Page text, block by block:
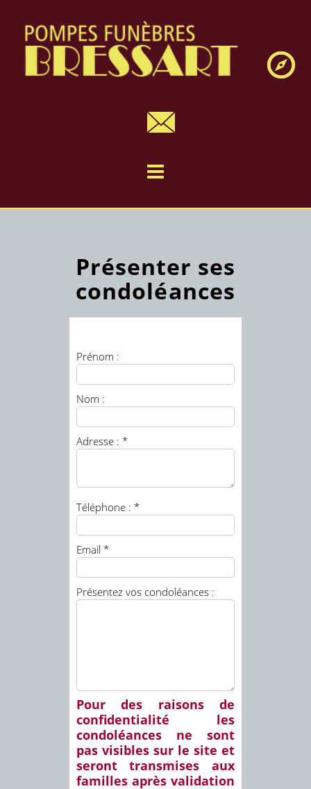
Présenter ses
condoléances
Prénom :
Nom :
Adresse : *
Téléphone : *
Email *
Présentez vos condoléances :
Pour des raisons de
confidentialité les
condoléances ne sont
pas visibles sur le site et
seront transmises aux
familles après validation